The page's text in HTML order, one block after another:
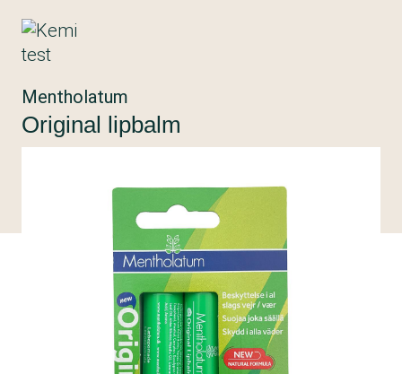
Mentholatum
Original lipbalm